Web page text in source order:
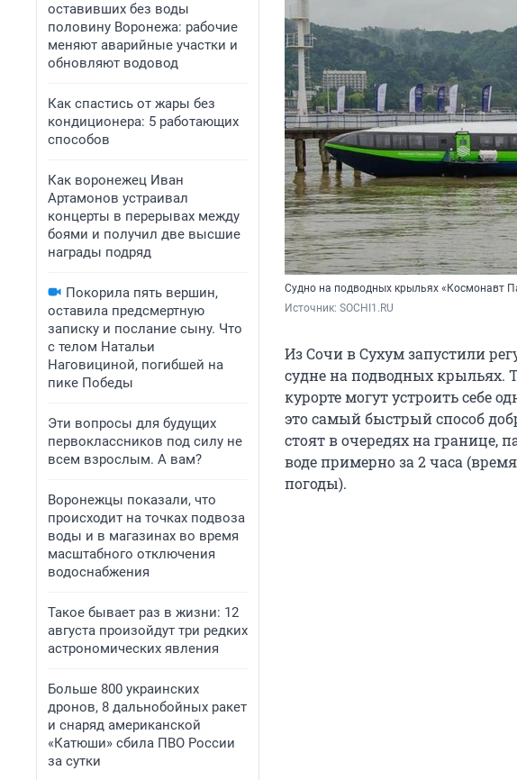
оставивших без воды
половину Воронежа: рабочие
меняют аварийные участки и
обновляют водовод
Как спастись от жары без
кондиционера: 5 работающих
способов
Как воронежец Иван
Артамонов устраивал
концерты в перерывах между
боями и получил две высшие
награды подряд
Покорила пять вершин,
оставила предсмертную
записку и послание сыну. Что
с телом Натальи
Наговициной, погибшей на
пике Победы
Эти вопросы для будущих
первоклассников под силу не
всем взрослым. А вам?
Воронежцы показали, что
происходит на точках подвоза
воды и в магазинах во время
масштабного отключения
водоснабжения
Такое бывает раз в жизни: 12
августа произойдут три редких
астрономических явления
Больше 800 украинских
дронов, 8 дальнобойных ракет
и снаряд американской
«Катюши» сбила ПВО России
за сутки
Судно на подводных крыльях «Космонавт
Источник: SOCHI1.RU
Из Сочи в Сухум запустили
судне на подводных крыльях.
курорте могут устроить себе
это самый быстрый способ
стоят в очередях на границе,
воде примерно за 2 часа
погоды).